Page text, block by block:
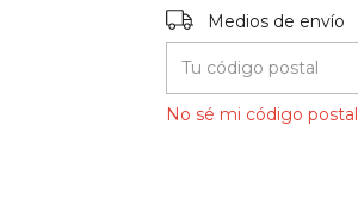
Entregas para el CP:
Medios de envío
No sé mi código postal